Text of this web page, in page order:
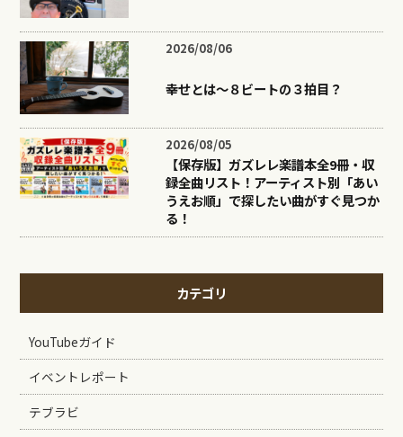
2026/08/06
幸せとは〜８ビートの３拍目？
2026/08/05
【保存版】ガズレレ楽譜本全9冊・収
録全曲リスト！アーティスト別「あい
うえお順」で探したい曲がすぐ見つか
る！
カテゴリ
YouTubeガイド
イベントレポート
テブラビ